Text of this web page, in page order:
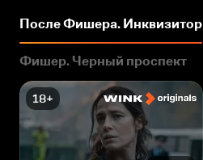
После Фишера. Инквизитор
Фишер. Черный проспект
18+